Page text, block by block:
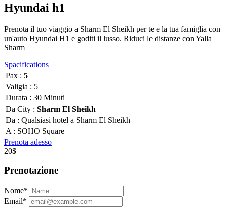
Hyundai h1
Prenota il tuo viaggio a Sharm El Sheikh per te e la tua famiglia con
un'auto Hyundai H1 e goditi il lusso. Riduci le distanze con Yalla
Sharm
Spacifications
Pax : 5
Valigia : 5
Durata : 30 Minuti
Da City : Sharm El Sheikh
Da : Qualsiasi hotel a Sharm El Sheikh
A : SOHO Square
Prenota adesso
20$
Prenotazione
Nome*
Email*